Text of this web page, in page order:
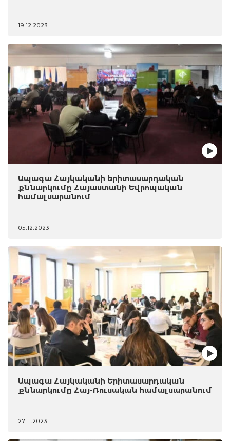
19.12.2023
Ապագա Հայկականի երիտասարդական
քննարկումը Հայաստանի Եվրոպական
համալսարանում
05.12.2023
Ապագա Հայկականի Երիտասարդական
քննարկումը Հայ-Ռուսական համալսարանում
27.11.2023